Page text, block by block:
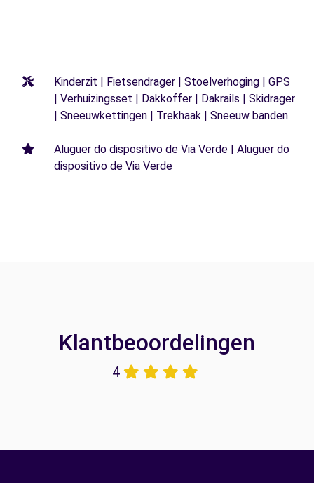
Kinderzit | Fietsendrager | Stoelverhoging | GPS
| Verhuizingsset | Dakkoffer | Dakrails | Skidrager
| Sneeuwkettingen | Trekhaak | Sneeuw banden
Aluguer do dispositivo de Via Verde | Aluguer do
dispositivo de Via Verde
Klantbeoordelingen
4